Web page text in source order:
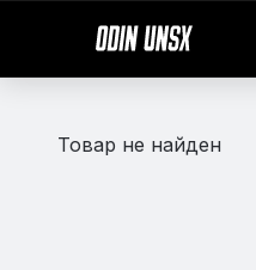
Товар не найден